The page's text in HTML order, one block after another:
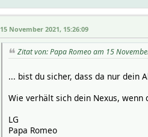
15 November 2021, 15:26:09
Zitat von: Papa Romeo am 15
... bist du sicher, dass da nur dein
Wie verhält sich dein Nexus,
LG
Papa Romeo